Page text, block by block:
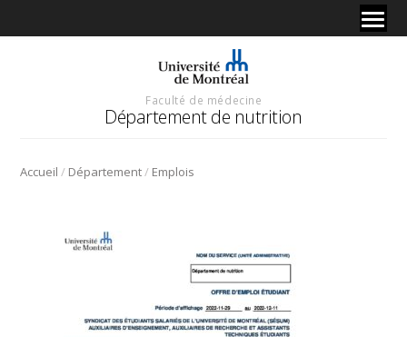
Faculté de médecine
Département de nutrition
Accueil / Département/ Emplois